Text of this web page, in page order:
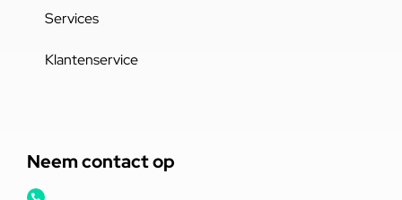
Services
Klantenservice
Neem contact op